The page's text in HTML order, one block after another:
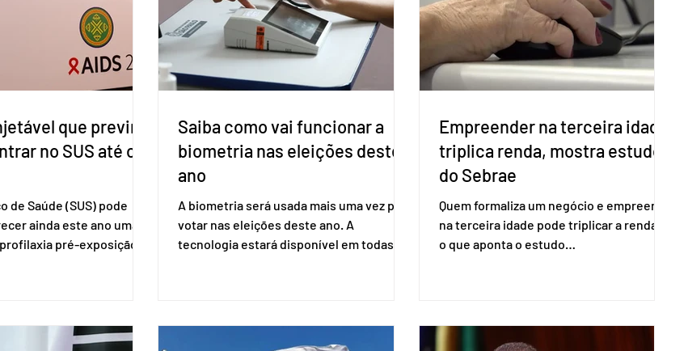
que previne
no SUS até o
de Saúde (SUS) pode
ainda este ano uma
pré-exposição
a cada dois meses. O
Saiba como vai funcionar a
biometria nas eleições deste
ano
A biometria será usada mais uma vez para
votar nas eleições deste ano. A
tecnologia estará disponível em todas as
Se o título estiver regular, o eleitor pode
Empreender na terceira idade
triplica renda, mostra estudo
do Sebrae
Quem formaliza um negócio e empreende
na terceira idade pode triplicar a renda. É
o que aponta o estudo
Empresas (Sebrae), realizado a partir de